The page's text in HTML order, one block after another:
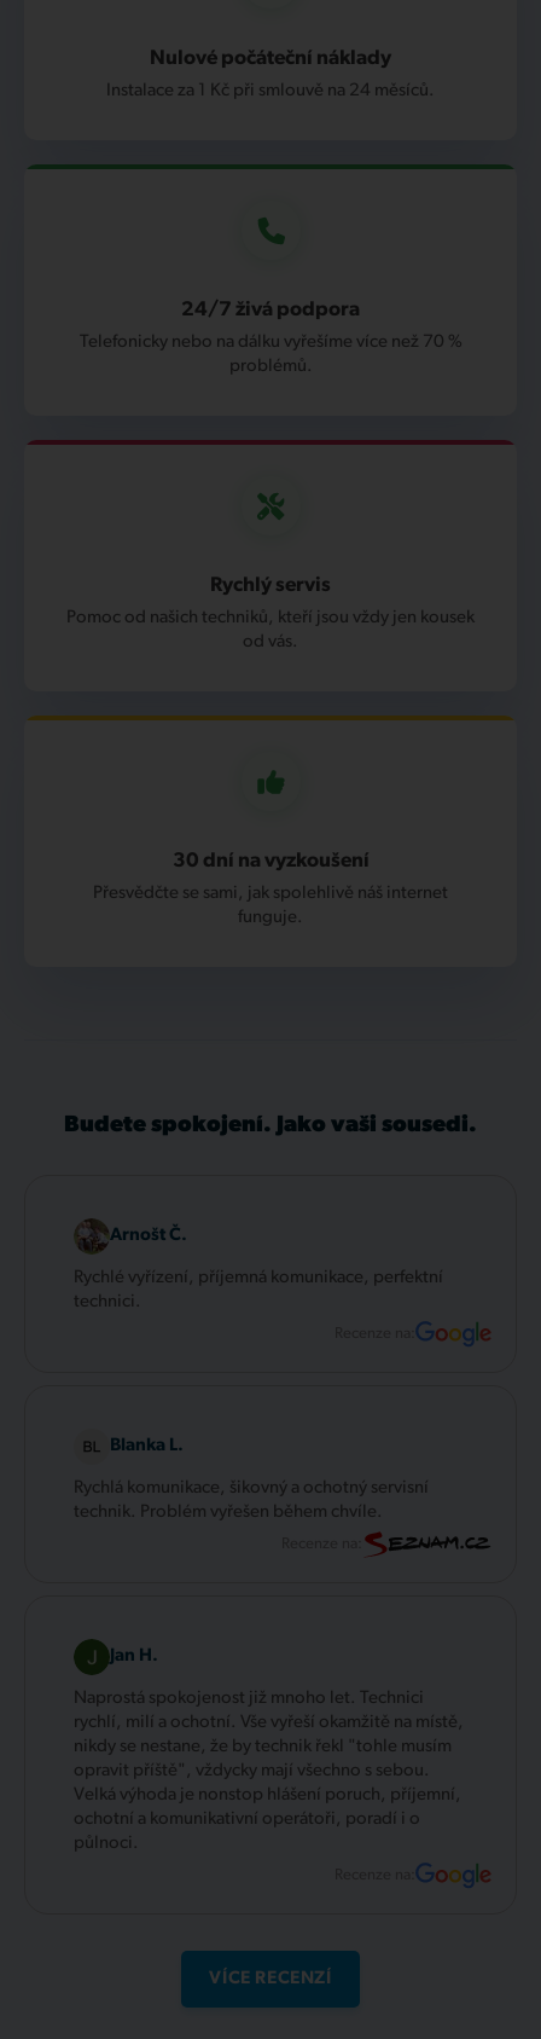
Nulové počáteční náklady
Instalace za 1 Kč při smlouvě na 24 měsíců.
24/7 živá podpora
Telefonicky nebo na dálku vyřešíme více než 70 %
problémů.
Rychlý servis
Pomoc od našich techniků, kteří jsou vždy jen kousek
od vás.
30 dní na vyzkoušení
Přesvědčte se sami, jak spolehlivě náš internet
funguje.
Budete spokojení. Jako vaši sousedi.
Arnošt Č.
Rychlé vyřízení, příjemná komunikace, perfektní
technici.
Recenze na:
Blanka L.
Rychlá komunikace, šikovný a ochotný servisní
technik. Problém vyřešen během chvíle.
Jan H.
Naprostá spokojenost již mnoho let. Technici
rychlí, milí a ochotní. Vše vyřeší okamžitě na místě,
nikdy se nestane, že by technik řekl "tohle musím
opravit příště", vždycky mají všechno s sebou.
Velká výhoda je nonstop hlášení poruch, příjemní,
ochotní a komunikativní operátoři, poradí i o
půlnoci.
Recenze na:
VÍCE RECENZÍ